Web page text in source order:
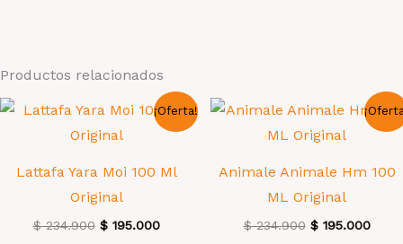
Productos relacionados
¡Oferta!
Lattafa Yara Moi 100 Ml
Original
$234.900 El
$195.000El
Animale Animale Hm 100
ML Original
$234.900 El
$195.000El